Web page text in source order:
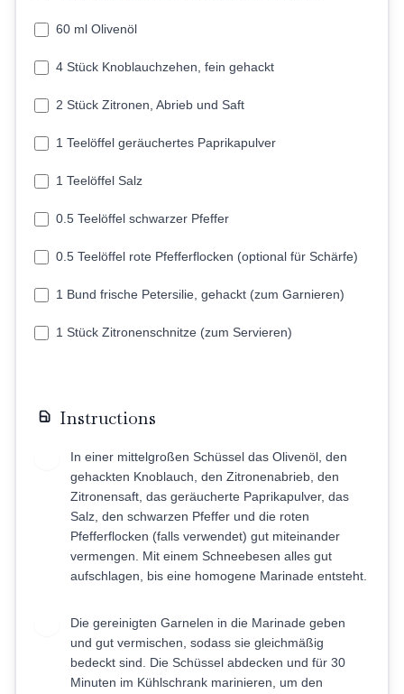
60 ml Olivenöl
4 Stück Knoblauchzehen, fein gehackt
2 Stück Zitronen, Abrieb und Saft
1 Teelöffel geräuchertes Paprikapulver
1 Teelöffel Salz
0.5 Teelöffel schwarzer Pfeffer
0.5 Teelöffel rote Pfefferflocken (optional für Schärfe)
1 Bund frische Petersilie, gehackt (zum Garnieren)
1 Stück Zitronenschnitze (zum Servieren)
Instructions
In einer mittelgroßen Schüssel das Olivenöl, den
gehackten Knoblauch, den Zitronenabrieb, den
Zitronensaft, das geräucherte Paprikapulver, das
Salz, den schwarzen Pfeffer und die roten
Pfefferflocken (falls verwendet) gut miteinander
vermengen. Mit einem Schneebesen alles gut
aufschlagen, bis eine homogene Marinade entsteht.
Die gereinigten Garnelen in die Marinade geben
und gut vermischen, sodass sie gleichmäßig
bedeckt sind. Die Schüssel abdecken und für 30
Minuten im Kühlschrank marinieren, um den